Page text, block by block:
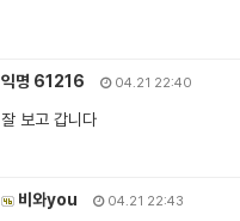
익명 61216 04.21 22:40
잘 보고 갑니다
비와you 04.21 22:43